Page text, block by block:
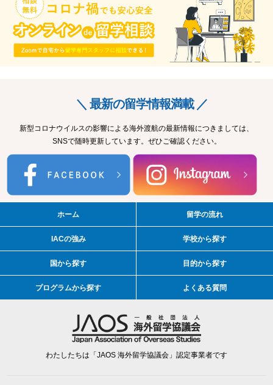
＼ 最新の留学情報満載 ／
新型コロナウイルスの影響による海外渡航の最新情報につきましては、
SNSで随時更新しています。ぜひご確認ください。
ホーム 留学の流れ
IACの強み 学校から探す
国から探す 目的から探す
プログラムから探す よくある質問
わたしたちは「JAOS 海外留学協議会」認定事業者です